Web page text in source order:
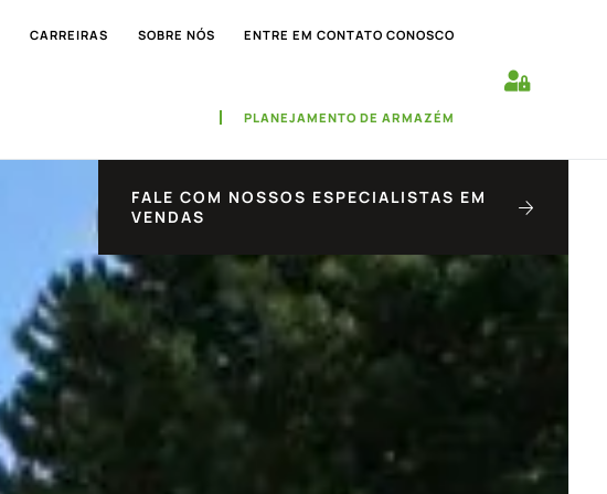
CARREIRAS SOBRE NÓS ENTRE EM CONTATO CONOSCO
PLANEJAMENTO DE ARMAZÉM
FALE COM NOSSOS ESPECIALISTAS EM
VENDAS